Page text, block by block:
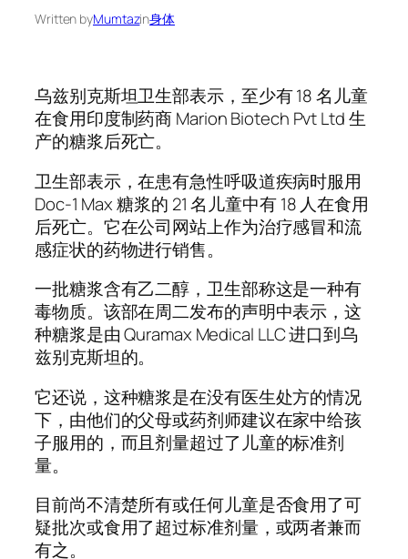
Written byMumtazin身体
乌兹别克斯坦卫生部表示，至少有 18 名儿童
在食用印度制药商 Marion Biotech Pvt Ltd 生
产的糖浆后死亡。
卫生部表示，在患有急性呼吸道疾病时服用
Doc-1 Max 糖浆的 21 名儿童中有 18 人在食用
后死亡。它在公司网站上作为治疗感冒和流
感症状的药物进行销售。
一批糖浆含有乙二醇，卫生部称这是一种有
毒物质。该部在周二发布的声明中表示，这
种糖浆是由 Quramax Medical LLC 进口到乌
兹别克斯坦的。
它还说，这种糖浆是在没有医生处方的情况
下，由他们的父母或药剂师建议在家中给孩
子服用的，而且剂量超过了儿童的标准剂
量。
目前尚不清楚所有或任何儿童是否食用了可
疑批次或食用了超过标准剂量，或两者兼而
有之。